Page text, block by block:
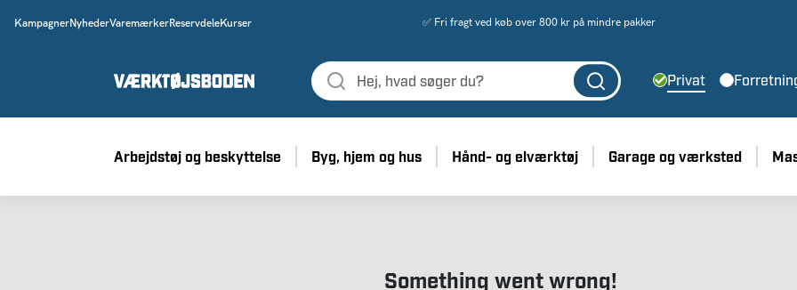
KampagnerNyhederVaremærkerReservdeleKurser ✅ Fri fragt ved køb over 800 kr på mindre pakker
Privat
Arbejdstøj og beskyttelse Byg, hjem og hus Hånd- og elværktøj Garage og værksted
Something went wrong!